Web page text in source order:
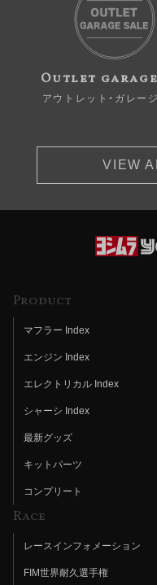
Outlet
アウトレット・ガレー
VIEW
Product
マフラー Index
エンジン Index
エレクトリカル Index
シャーシ Index
最新グッズ
キットパーツ
コンプリート
Race
レースインフォメーション
FIM世界耐久選手権